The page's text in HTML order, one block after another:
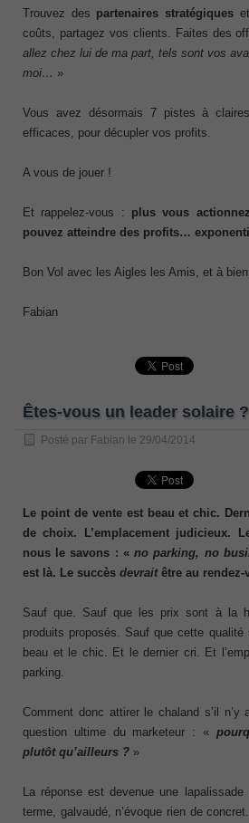
Trouvez des partenaires stratégiques
coûts, partagez vos clients. Faites des
allez chez lui de ma part, tels sont vos
moi… »
Vous avez désormais 7 pistes à
efficaces, pour décupler vos profits.
A vous de jouer !
Et rappelez-vous : plus vous
pouvez atteindre des profits…
Bon Vol avec les Aigles les Amis, et à
Fabian
Êtes-vous un leader solaire ?
Posté par Fabian le 29/04/2014
Le point de vente est beau et chic.
de choix. L’emplacement judicieux.
nous le savons : «no parking, no
est là. Le succès devraitêtre au rendez-
Sauf que. Sauf que les prix sont à la
produits proposés. Sauf que cette
beau et le chic. Et le dernier cri. Et
parking.
Comment donc attirer le chaland s’il
question ultime du marketeur : «
plutôt qu’ailleurs ? »
La réponse est devenue une
terme, galvaudé, n’évoque rien de